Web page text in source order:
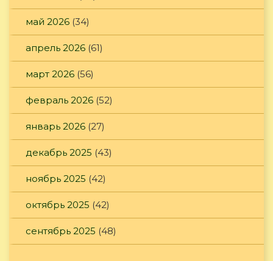
май 2026 (34)
апрель 2026 (61)
март 2026 (56)
февраль 2026 (52)
январь 2026 (27)
декабрь 2025 (43)
ноябрь 2025 (42)
октябрь 2025 (42)
сентябрь 2025 (48)